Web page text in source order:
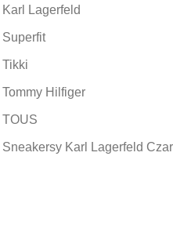
Karl Lagerfeld
Superfit
Tikki
Tommy Hilfiger
TOUS
Sneakersy Karl Lagerfeld